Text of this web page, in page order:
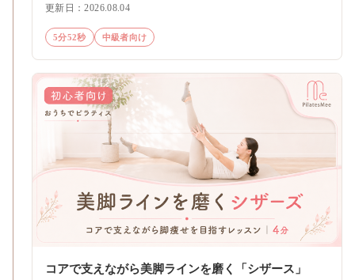
更新日：2026.08.04
5分52秒 中級者向け
コアで支えながら美脚ラインを磨く「シザース」